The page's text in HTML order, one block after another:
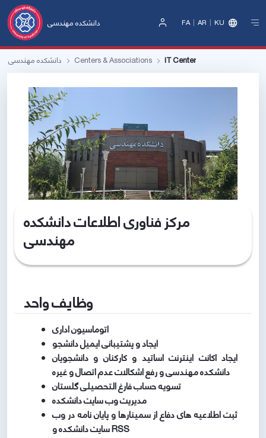
دانشکده مهندسی
In
FA AR KU
دانشکده مهندسی Centers & Associations IT Center
مرکز فناوری اطلاعات دانشکده
مهندسی
وظایف واحد
اتوماسیون اداری
ایجاد و پشتیبانی ایمیل دانشجو
ایجاد اکانت اینترنت اساتید و کارکنان و دانشجویان
دانشکده مهندسی و رفع اشکالات عدم اتصال و غیره
تسویه حساب فارغ التحصیلی گلستان
مدیریت وب سایت دانشکده
ثبت اطلاعیه های دفاع از سمینارها و پایان نامه در وب
سایت دانشکده و RSS